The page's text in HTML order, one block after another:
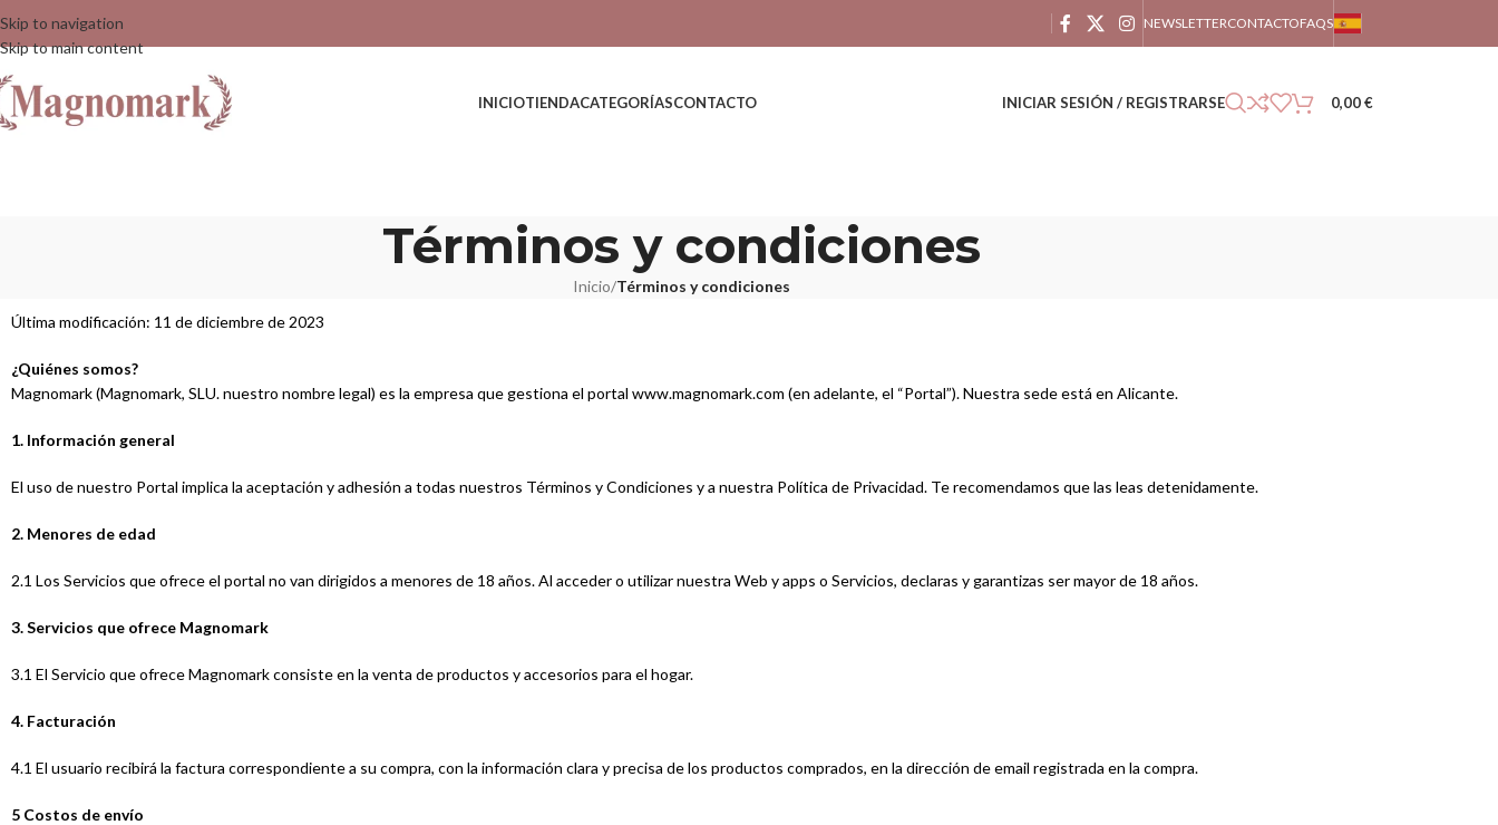
Skip to navigation
Skip to main content
NEWSLETTERCONTACTOFAQS
INICIOTIENDACATEGORÍASCONTACTO INICIAR SESIÓN / REGISTRARSE 0,00€
Términos y condiciones
Inicio/Términos y condiciones
Última modificación: 11 de diciembre de 2023
¿Quiénes somos?
Magnomark (Magnomark, SLU. nuestro nombre legal) es la empresa que gestiona el portal www.magnomark.com (en adelante, el “Portal”). Nuestra sede está en Alicante.
1. Información general
El uso de nuestro Portal implica la aceptación y adhesión a todas nuestros Términos y Condiciones y a nuestra Política de Privacidad. Te recomendamos que las leas detenidamente.
2. Menores de edad
2.1 Los Servicios que ofrece el portal no van dirigidos a menores de 18 años. Al acceder o utilizar nuestra Web y apps o Servicios, declaras y garantizas ser mayor de 18 años.
3. Servicios que ofrece Magnomark
3.1 El Servicio que ofrece Magnomark consiste en la venta de productos y accesorios para el hogar.
4. Facturación
4.1 El usuario recibirá la factura correspondiente a su compra, con la información clara y precisa de los productos comprados, en la dirección de email registrada en la compra.
5 Costos de envío